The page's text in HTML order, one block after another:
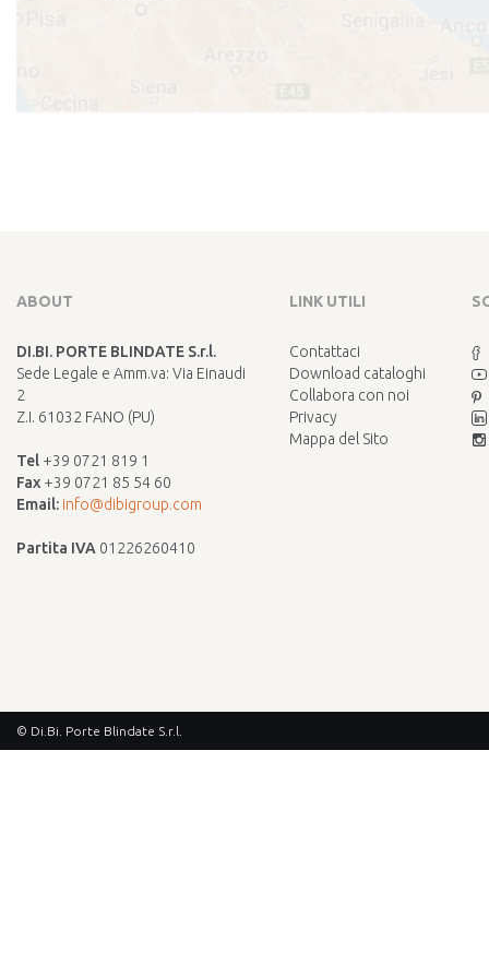
ABOUT
DI.BI. PORTE BLINDATE S.r.l.
Sede Legale e Amm.va: Via Einaudi
2
Z.I. 61032 FANO (PU)
Tel +39 0721 819 1
Fax +39 0721 85 54 60
Email: info@dibigroup.com
Partita IVA 01226260410
LINK UTILI
Contattaci
Download cataloghi
Collabora con noi
Privacy
Mappa del Sito
© Di.Bi. Porte Blindate S.r.l.